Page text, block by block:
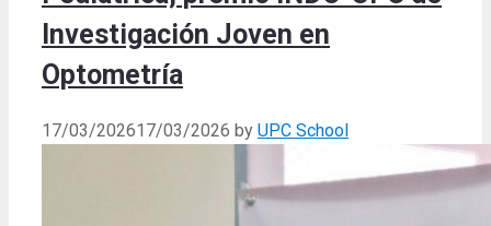
Investigación Joven en
Optometría
17/03/202617/03/2026 by UPC School